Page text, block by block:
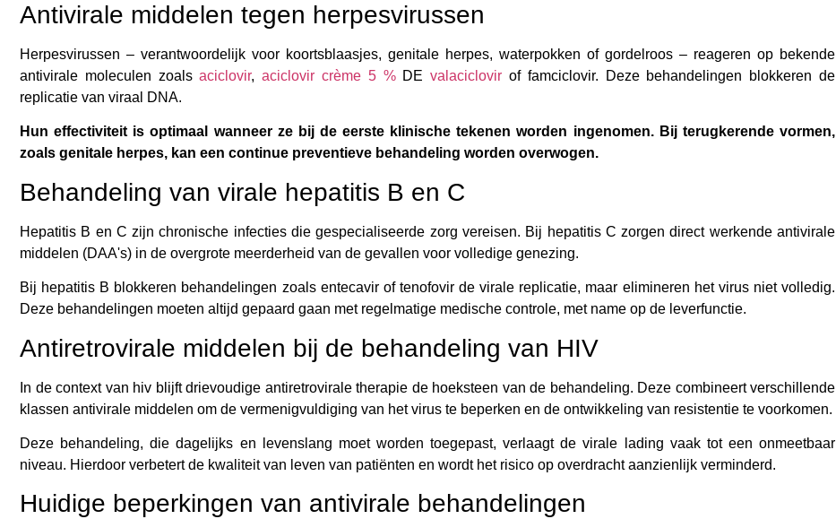
Antivirale middelen tegen herpesvirussen
Herpesvirussen – verantwoordelijk voor koortsblaasjes, genitale herpes, waterpokken of gordelroos – reageren op bekende
antivirale moleculen zoalsaciclovir,aciclovir crème 5 %DEvalaciclovir of famciclovir. Deze behandelingen blokkeren de
replicatie van viraal DNA.
Hun effectiviteit is optimaal wanneer ze bij de eerste klinische tekenen worden ingenomen. Bij terugkerende vormen,
zoals genitale herpes, kan een continue preventieve behandeling worden overwogen.
Behandeling van virale hepatitis B en C
Hepatitis B en C zijn chronische infecties die gespecialiseerde zorg vereisen. Bij hepatitis C zorgen direct werkende antivirale
middelen (DAA's) in de overgrote meerderheid van de gevallen voor volledige genezing.
Bij hepatitis B blokkeren behandelingen zoals entecavir of tenofovir de virale replicatie, maar elimineren het virus niet volledig.
Deze behandelingen moeten altijd gepaard gaan met regelmatige medische controle, met name op de leverfunctie.
Antiretrovirale middelen bij de behandeling van HIV
In de context van hiv blijft drievoudige antiretrovirale therapie de hoeksteen van de behandeling. Deze combineert verschillende
klassen antivirale middelen om de vermenigvuldiging van het virus te beperken en de ontwikkeling van resistentie te voorkomen.
Deze behandeling, die dagelijks en levenslang moet worden toegepast, verlaagt de virale lading vaak tot een onmeetbaar
niveau. Hierdoor verbetert de kwaliteit van leven van patiënten en wordt het risico op overdracht aanzienlijk verminderd.
Huidige beperkingen van antivirale behandelingen